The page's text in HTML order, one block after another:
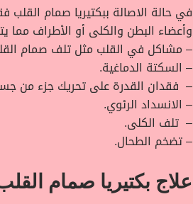
في حالة الاصالة ببكتيريا صمام
وأعضاء البطن والكلى أو الأطراف
– مشاكل في القلب مثل تلف صمام
– السكتة الدماغية.
– فقدان القدرة على تحريك جزء من
– الانسداد الرئوي.
– تلف الكلى.
– تضخم الطحال.
علاج بكتيريا صمام